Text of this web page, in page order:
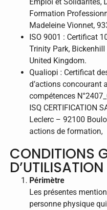
Formation
Madeleine Vionnet,
ISO 9001 : Certificat
Trinity Park,
United Kingdom.
Qualiopi : Certificat
d’actions concourant
compétences
ISQ CERTIFICATION
Leclerc – 92100
actions de formation,
CONDITIONS
Périmètre
Les présentes
personne physique